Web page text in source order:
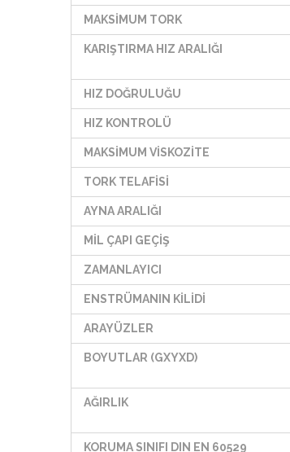
MAKSİMUM TORK
KARIŞTIRMA HIZ ARALIĞI
HIZ DOĞRULUĞU
HIZ KONTROLÜ
MAKSİMUM VİSKOZİTE
TORK TELAFİSİ
AYNA ARALIĞI
MİL ÇAPI GEÇİŞ
ZAMANLAYICI
ENSTRÜMANIN KİLİDİ
ARAYÜZLER
BOYUTLAR (GXYXD)
AĞIRLIK
KORUMA SINIFI DIN EN 60529